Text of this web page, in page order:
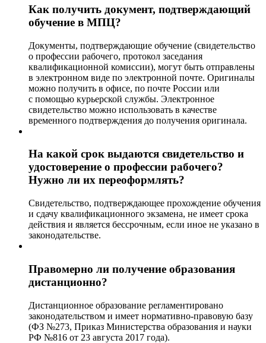
Как получить документ, подтверждающий
обучение в МПЦ?
Документы, подтверждающие обучение (свидетельство
о профессии рабочего, протокол заседания
квалификационной комиссии), могут быть отправлены
в электронном виде по электронной почте. Оригиналы
можно получить в офисе, по почте России или
с помощью курьерской службы. Электронное
свидетельство можно использовать в качестве
временного подтверждения до получения оригинала.
На какой срок выдаются свидетельство и
удостоверение о профессии рабочего?
Нужно ли их переоформлять?
Свидетельство, подтверждающее прохождение обучения
и сдачу квалификационного экзамена, не имеет срока
действия и является бессрочным, если иное не указано в
законодательстве.
Правомерно ли получение образования
дистанционно?
Дистанционное образование регламентировано
законодательством и имеет нормативно-правовую базу
(ФЗ №273, Приказ Министерства образования и науки
РФ №816 от 23 августа 2017 года).